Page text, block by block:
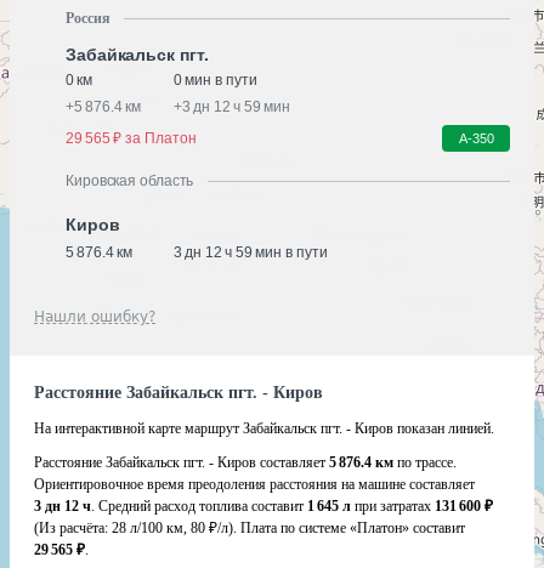
Россия
Забайкальск пгт.
0 км
0 мин в пути
+5 876.4 км +3 дн 12 ч 59 мин
29 565 ₽ за Платон
А-350
Кировская область
Киров
5 876.4 км 3 дн 12 ч 59 мин в пути
Нашли ошибку?
Расстояние Забайкальск пгт. - Киров
На интерактивной карте маршрут Забайкальск пгт. - Киров показан линией.
Расстояние Забайкальск пгт. - Киров составляет 5 876.4 км по трассе.
Ориентировочное время преодоления расстояния на машине составляет
3 дн 12 ч. Средний расход топлива составит 1 645 л при затратах 131 600 ₽
(Из расчёта: 28 л/100 км, 80 ₽/л). Плата по системе «Платон» составит
29 565 ₽.